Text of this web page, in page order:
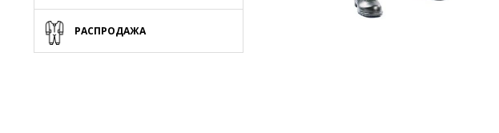
РАСПРОДАЖА